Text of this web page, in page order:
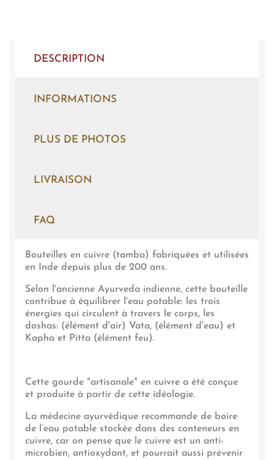
DESCRIPTION
INFORMATIONS
PLUS DE PHOTOS
LIVRAISON
FAQ
Bouteilles en cuivre (tamba) fabriquées et utilisées
en Inde depuis plus de 200 ans.
Selon l'ancienne Ayurveda indienne, cette bouteille
contribue à équilibrer l'eau potable: les trois
énergies qui circulent à travers le corps, les
doshas: (élément d'air) Vata, (élément d'eau) et
Kapha et Pitta (élément feu).
Cette gourde "artisanale" en cuivre a été conçue
et produite à partir de cette idéologie.
La médecine ayurvédique recommande de boire
de l’eau potable stockée dans des conteneurs en
cuivre, car on pense que le cuivre est un anti-
microbien, antioxydant, et pourrait aussi prévenir